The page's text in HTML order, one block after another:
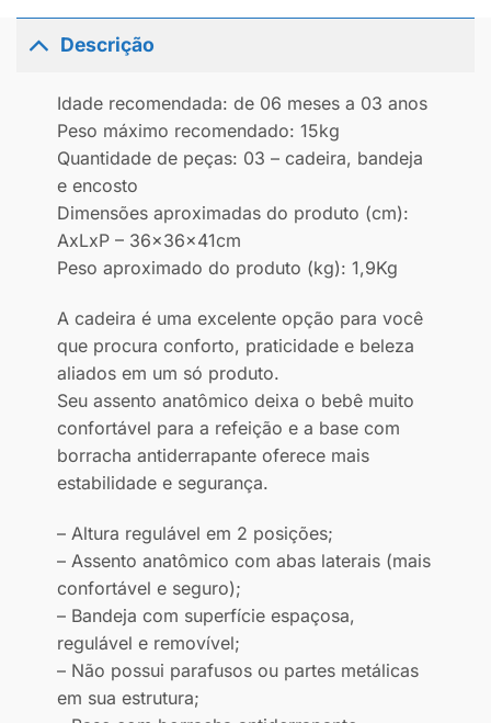
Descrição
Idade recomendada: de 06 meses a 03 anos
Peso máximo recomendado: 15kg
Quantidade de peças: 03 – cadeira, bandeja
e encosto
Dimensões aproximadas do produto (cm):
AxLxP – 36x36x41cm
Peso aproximado do produto (kg): 1,9Kg
A cadeira é uma excelente opção para você
que procura conforto, praticidade e beleza
aliados em um só produto.
Seu assento anatômico deixa o bebê muito
confortável para a refeição e a base com
borracha antiderrapante oferece mais
estabilidade e segurança.
– Altura regulável em 2 posições;
– Assento anatômico com abas laterais (mais
confortável e seguro);
– Bandeja com superfície espaçosa,
regulável e removível;
– Não possui parafusos ou partes metálicas
em sua estrutura;